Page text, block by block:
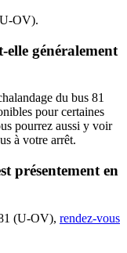
OV).
généralement
du bus 81
pour certaines
pourrez aussi y voir
à votre arrêt.
présentement en
(U-OV), rendez-vous